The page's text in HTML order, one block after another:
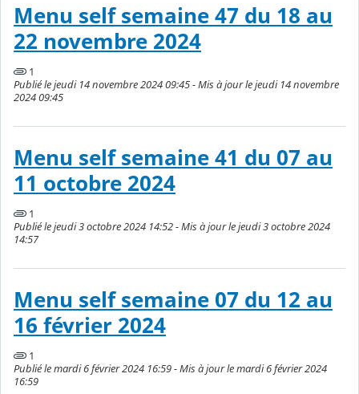
Menu self semaine 47 du 18 au
22 novembre 2024
1
Publié le jeudi 14 novembre 2024 09:45 - Mis à jour le jeudi 14 novembre
2024 09:45
Menu self semaine 41 du 07 au
11 octobre 2024
1
Publié le jeudi 3 octobre 2024 14:52 - Mis à jour le jeudi 3 octobre 2024
14:57
Menu self semaine 07 du 12 au
16 février 2024
1
Publié le mardi 6 février 2024 16:59 - Mis à jour le mardi 6 février 2024
16:59